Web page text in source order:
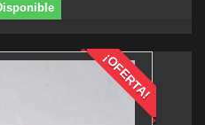
¡OFERTA!